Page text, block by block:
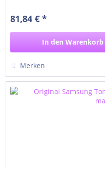
Xpress C1860 fw Premium
81,84 € *
In den Warenkorb
Merken